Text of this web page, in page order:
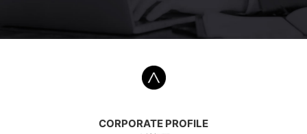
CORPORATE PROFILE